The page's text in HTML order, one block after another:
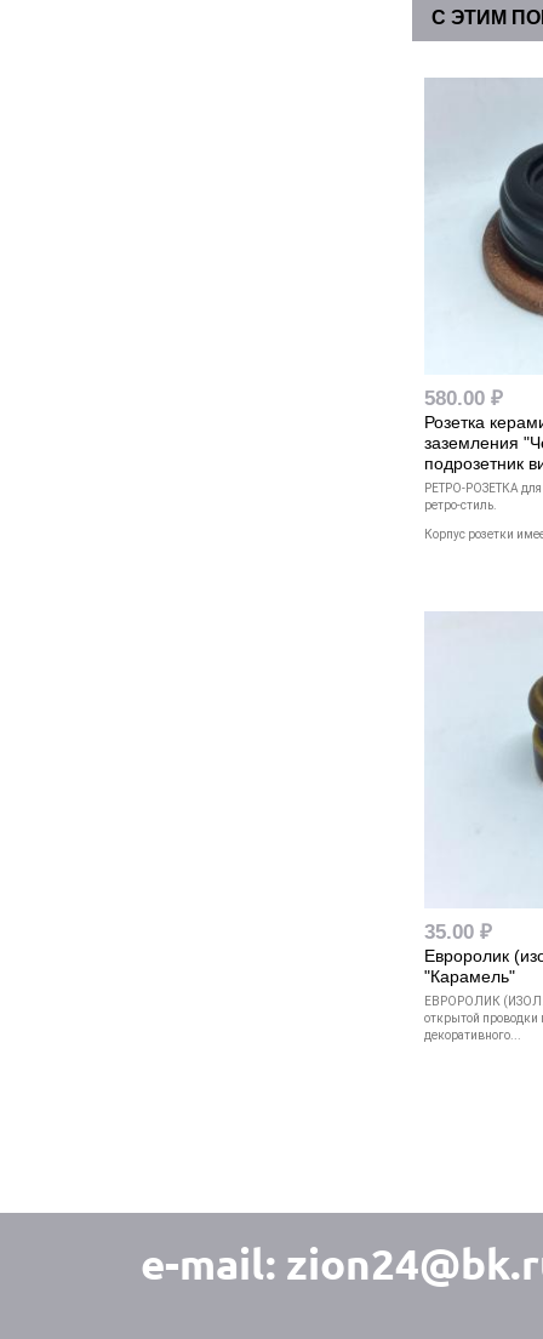
С ЭТИМ
580.00 ₽
Розетка
заземления
подрозетник
РЕТРО-РОЗЕТКА
ретро-стиль.
Корпус розетки
35.00 ₽
Евроролик
"Карамель"
ЕВРОРОЛИК
открытой проводки
декоративного...
e-mail: